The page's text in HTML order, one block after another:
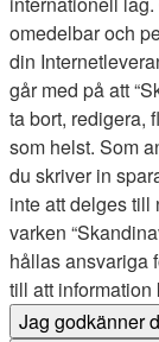
omedelbar och
din
går med på att
ta bort, redigera,
som helst. Som
du skriver in
inte att delges till
varken
hållas ansvariga
till att information